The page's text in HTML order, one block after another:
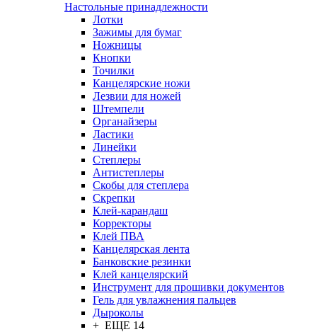
Настольные принадлежности
Лотки
Зажимы для бумаг
Ножницы
Кнопки
Точилки
Канцелярские ножи
Лезвии для ножей
Штемпели
Органайзеры
Ластики
Линейки
Степлеры
Антистеплеры
Скобы для степлера
Скрепки
Клей-карандаш
Корректоры
Клей ПВА
Канцелярская лента
Банковские резинки
Клей канцелярский
Инструмент для прошивки документов
Гель для увлажнения пальцев
Дыроколы
+ ЕЩЕ 14